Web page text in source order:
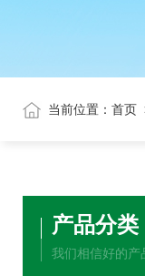
当前位置： 首页
产品分类
我们相信好的产